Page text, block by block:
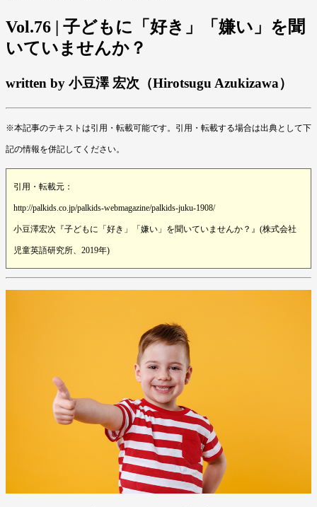
Vol.76 | 子どもに「好き」「嫌い」を聞
いていませんか？
written by 小豆澤 宏次（Hirotsugu Azukizawa）
※本記事のテキストは引用・転載可能です。引用・転載する場合は出典として下
記の情報を併記してください。
引用・転載元：
http://palkids.co.jp/palkids-webmagazine/palkids-juku-1908/
小豆澤宏次『子どもに「好き」「嫌い」を聞いていませんか？』(株式会社
児童英語研究所、2019年)